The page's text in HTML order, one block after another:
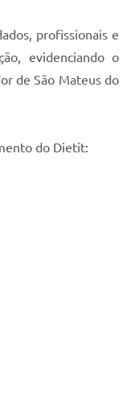
profissionais e
evidenciando o
de São Mateus do
do Dietit: